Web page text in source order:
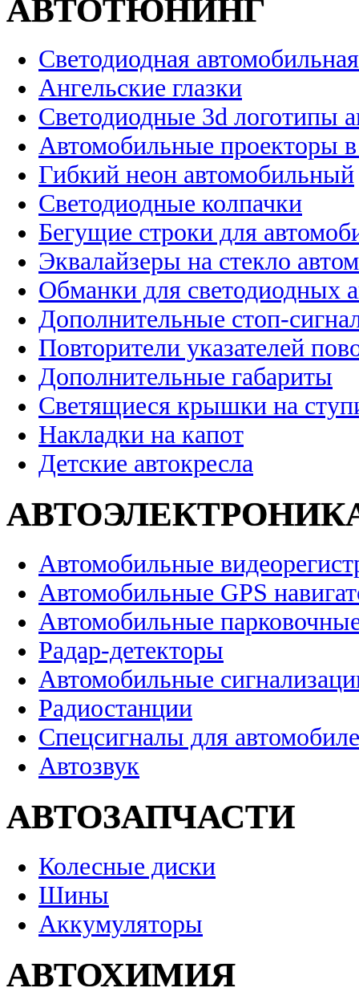
АВТОТЮНИНГ
Светодиодная
Ангельские глазки
Светодиодные 3d логотипы
Автомобильные проекторы
Гибкий неон автомобильный
Светодиодные колпачки
Бегущие строки для
Эквалайзеры на стекло
Обманки для светодиодных
Дополнительные стоп-
Повторители указателей
Дополнительные габариты
Светящиеся крышки на
Накладки на капот
Детские автокресла
Автомобильные
Автомобильные GPS
Автомобильные
Радар-детекторы
Автомобильные
Радиостанции
Спецсигналы для
Автозвук
АВТОЗАПЧАСТИ
Колесные диски
Шины
Аккумуляторы
АВТОХИМИЯ